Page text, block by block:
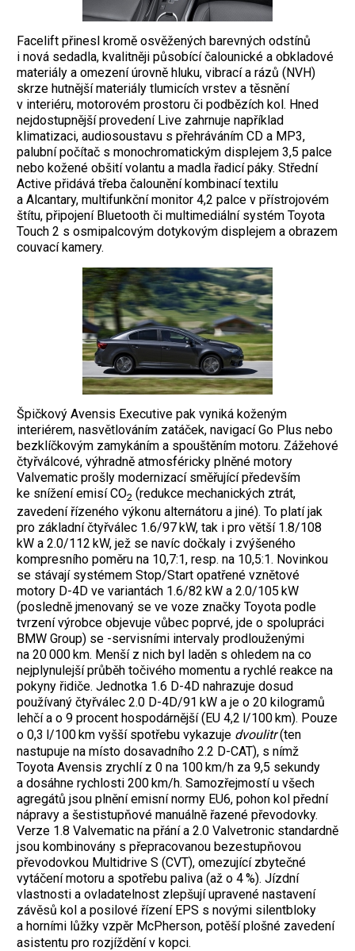
Facelift přinesl kromě osvěžených barevných odstínů
i nová sedadla, kvalitněji působící čalounické a obkladové
materiály a omezení úrovně hluku, vibrací a rázů (NVH)
skrze hutnější materiály tlumicích vrstev a těsnění
v interiéru, motorovém prostoru či podbězích kol. Hned
nejdostupnější provedení Live zahrnuje například
klimatizaci, audiosoustavu s přehráváním CD a MP3,
palubní počítač s monochromatickým displejem 3,5 palce
nebo kožené obšití volantu a madla řadicí páky. Střední
Active přidává třeba čalounění kombinací textilu
a Alcantary, multifunkční monitor 4,2 palce v přístrojovém
štítu, připojení Bluetooth či multimediální systém Toyota
Touch 2 s osmipalcovým dotykovým displejem a obrazem
couvací kamery.
Špičkový Avensis Executive pak vyniká koženým
interiérem, nasvětlováním zatáček, navigací Go Plus nebo
bezklíčkovým zamykáním a spouštěním motoru. Zážehové
čtyřválcové, výhradně atmosféricky plněné motory
Valvematic prošly modernizací směřující především
ke snížení emisí CO2 (redukce mechanických ztrát,
zavedení řízeného výkonu alternátoru a jiné). To platí jak
pro základní čtyřválec 1.6/97 kW, tak i pro větší 1.8/108
kW a 2.0/112 kW, jež se navíc dočkaly i zvýšeného
kompresního poměru na 10,7:1, resp. na 10,5:1. Novinkou
se stávají systémem Stop/Start opatřené vznětové
motory D-4D ve variantách 1.6/82 kW a 2.0/105 kW
(posledně jmenovaný se ve voze značky Toyota podle
tvrzení výrobce objevuje vůbec poprvé, jde o spolupráci
BMW Group) se -servisními intervaly prodlouženými
na 20 000 km. Menší z nich byl laděn s ohledem na co
nejplynulejšíprůběh točivého momentu a rychlé reakce na
pokyny řidiče. Jednotka 1.6 D-4D nahrazuje dosud
používaný čtyřválec 2.0 D-4D/91 kW a je o 20 kilogramů
lehčí a o 9 procent hospodárnější (EU 4,2 l/100 km). Pouze
o 0,3 l/100 km vyšší spotřebu vykazuje dvoulitr(ten
nastupuje na místo dosavadního 2.2 D-CAT), s nímž
Toyota Avensis zrychlí z 0 na 100 km/h za 9,5 sekundy
a dosáhne rychlosti 200 km/h. Samozřejmostí u všech
agregátů jsou plnění emisní normy EU6, pohon kol přední
nápravy a šestistupňové manuálně řazené převodovky.
Verze 1.8 Valvematic na přání a 2.0 Valvetronic standardně
jsou kombinovány s přepracovanou bezestupňovou
převodovkou Multidrive S (CVT), omezující zbytečné
vytáčení motoru a spotřebu paliva (až o 4 %). Jízdní
vlastnosti a ovladatelnost zlepšují upravené nastavení
závěsů kol a posilové řízení EPS s novými silentbloky
a horními lůžky vzpěr McPherson, potěší plošné zavedení
asistentu pro rozjíždění v kopci.